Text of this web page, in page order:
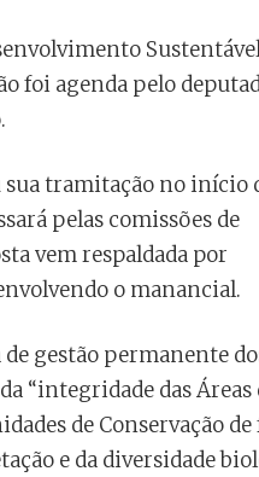
foi agenda pelo
sua tramitação no início
pelas comissões de
vem respaldada por
o manancial.
gestão permanente
“integridade das Áreas
de Conservação
e da diversidade